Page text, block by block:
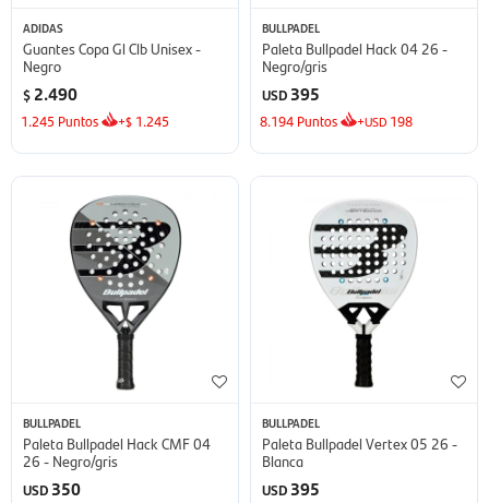
ADIDAS
Guantes Copa Gl Clb Unisex -
Negro
$ 2.490
1.245 Puntos +$ 1.245
BULLPADEL
Paleta Bullpadel Hack 04 26 -
Negro/gris
USD 395
8.194 Puntos +USD 198
BULLPADEL
Paleta Bullpadel Hack CMF 04
26 - Negro/gris
USD 350
BULLPADEL
Paleta Bullpadel Vertex 05 26 -
Blanca
USD 395